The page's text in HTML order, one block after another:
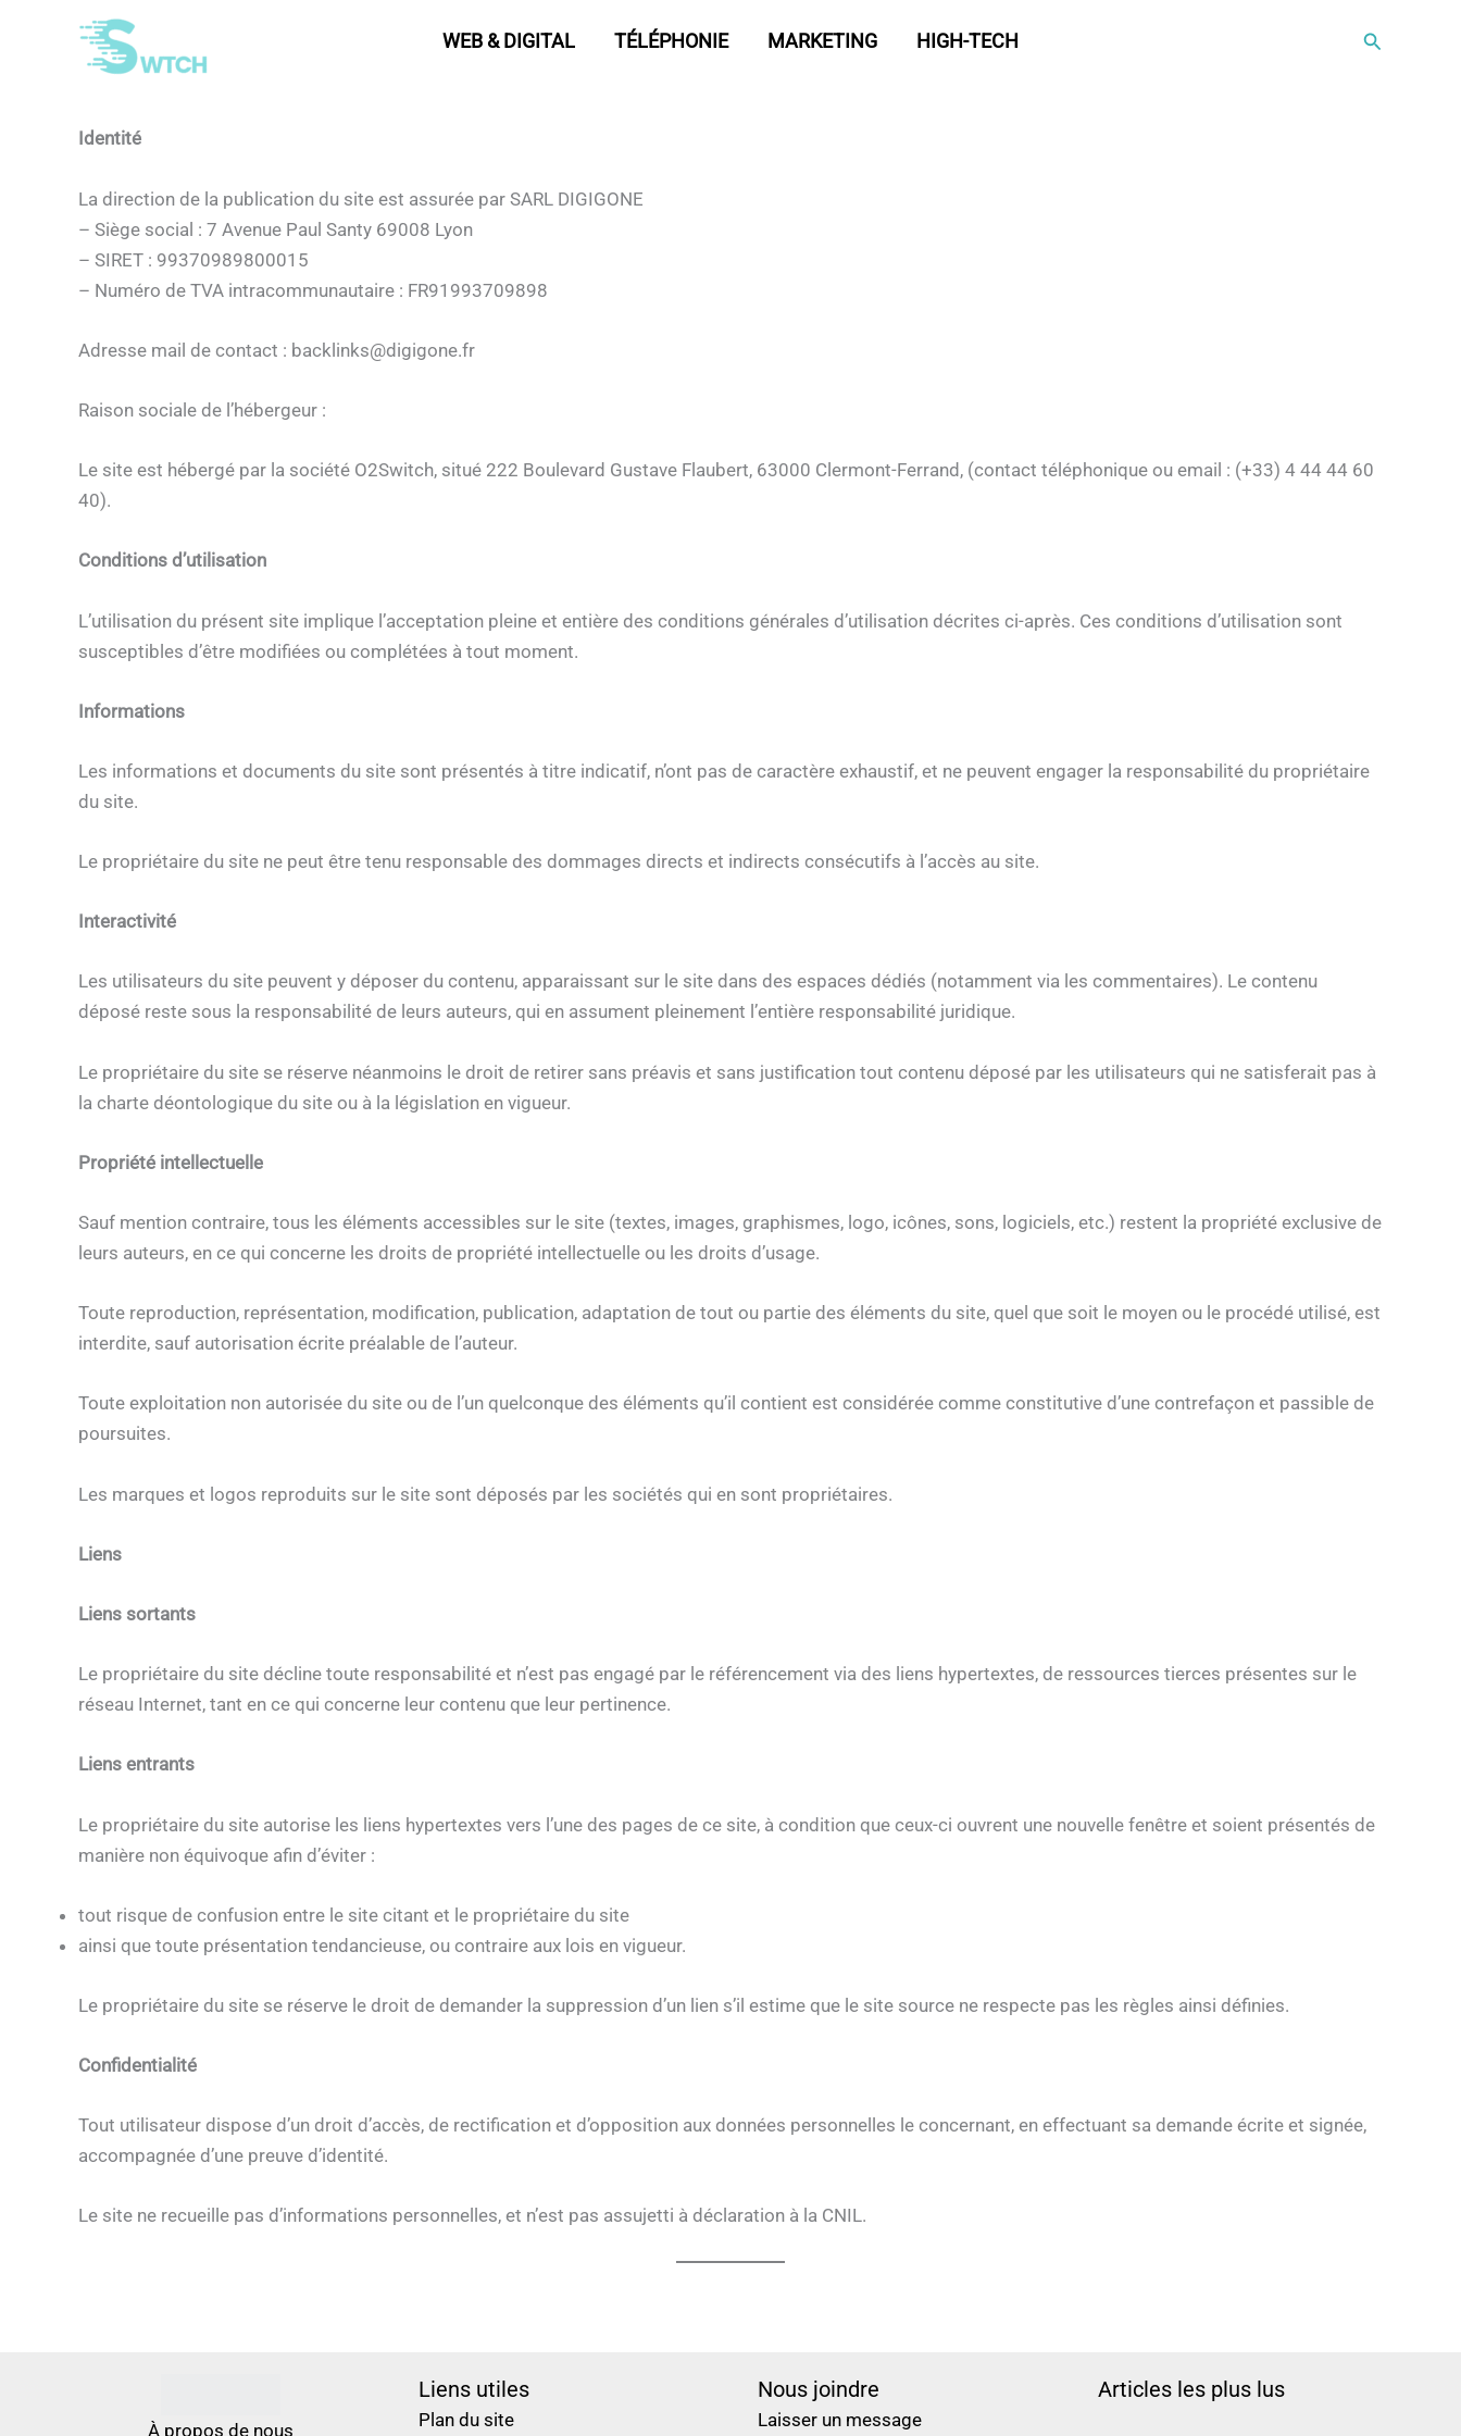
WEB & DIGITAL TÉLÉPHONIE MARKETING HIGH-TECH Rechercher
Mentions légales
Identité
La direction de la publication du site est assurée par SARL DIGIGONE
– Siège social : 7 Avenue Paul Santy 69008 Lyon
– SIRET : 99370989800015
– Numéro de TVA intracommunautaire : FR91993709898
Adresse mail de contact : backlinks@digigone.fr
Raison sociale de l’hébergeur :
Le site est hébergé par la société O2Switch, situé 222 Boulevard Gustave Flaubert, 63000 Clermont-Ferrand, (contact téléphonique ou email : (+33) 4 44 44 60
40).
Conditions d’utilisation
L’utilisation du présent site implique l’acceptation pleine et entière des conditions générales d’utilisation décrites ci-après. Ces conditions d’utilisation sont
susceptibles d’être modifiées ou complétées à tout moment.
Informations
Les informations et documents du site sont présentés à titre indicatif, n’ont pas de caractère exhaustif, et ne peuvent engager la responsabilité du propriétaire
du site.
Le propriétaire du site ne peut être tenu responsable des dommages directs et indirects consécutifs à l’accès au site.
Interactivité
Les utilisateurs du site peuvent y déposer du contenu, apparaissant sur le site dans des espaces dédiés (notamment via les commentaires). Le contenu
déposé reste sous la responsabilité de leurs auteurs, qui en assument pleinement l’entière responsabilité juridique.
Le propriétaire du site se réserve néanmoins le droit de retirer sans préavis et sans justification tout contenu déposé par les utilisateurs qui ne satisferait pas à
la charte déontologique du site ou à la législation en vigueur.
Propriété intellectuelle
Sauf mention contraire, tous les éléments accessibles sur le site (textes, images, graphismes, logo, icônes, sons, logiciels, etc.) restent la propriété exclusive de
leurs auteurs, en ce qui concerne les droits de propriété intellectuelle ou les droits d’usage.
Toute reproduction, représentation, modification, publication, adaptation de tout ou partie des éléments du site, quel que soit le moyen ou le procédé utilisé, est
interdite, sauf autorisation écrite préalable de l’auteur.
Toute exploitation non autorisée du site ou de l’un quelconque des éléments qu’il contient est considérée comme constitutive d’une contrefaçon et passible de
poursuites.
Les marques et logos reproduits sur le site sont déposés par les sociétés qui en sont propriétaires.
Liens
Liens sortants
Le propriétaire du site décline toute responsabilité et n’est pas engagé par le référencement via des liens hypertextes, de ressources tierces présentes sur le
réseau Internet, tant en ce qui concerne leur contenu que leur pertinence.
Liens entrants
Le propriétaire du site autorise les liens hypertextes vers l’une des pages de ce site, à condition que ceux-ci ouvrent une nouvelle fenêtre et soient présentés de
manière non équivoque afin d’éviter :
tout risque de confusion entre le site citant et le propriétaire du site
ainsi que toute présentation tendancieuse, ou contraire aux lois en vigueur.
Le propriétaire du site se réserve le droit de demander la suppression d’un lien s’il estime que le site source ne respecte pas les règles ainsi définies.
Confidentialité
Tout utilisateur dispose d’un droit d’accès, de rectification et d’opposition aux données personnelles le concernant, en effectuant sa demande écrite et signée,
accompagnée d’une preuve d’identité.
Le site ne recueille pas d’informations personnelles, et n’est pas assujetti à déclaration à la CNIL.
À propos de nous
Liens utiles
Plan du site
Nous joindre
Laisser un message
Articles les plus lus